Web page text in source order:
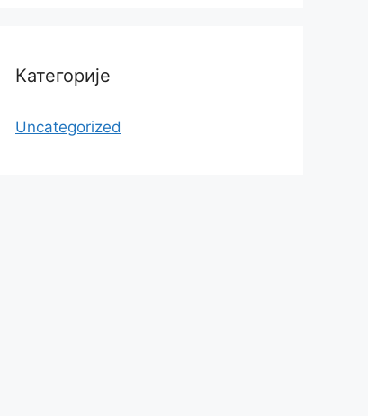
Категорије
Uncategorized